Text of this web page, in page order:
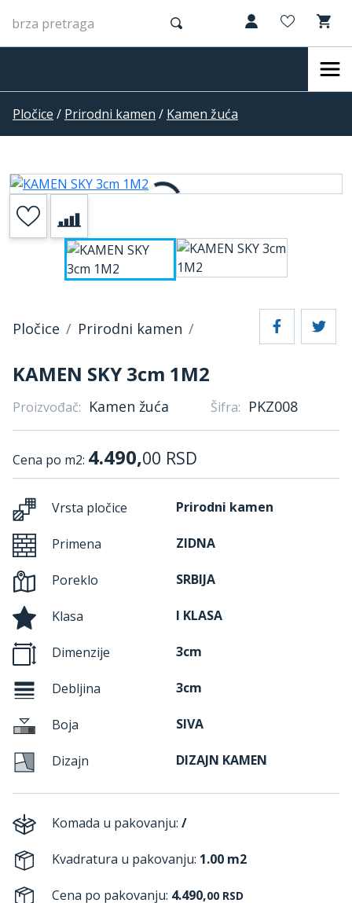
Pločice / Prirodni kamen / Kamen žuća
Pločice Prirodni kamen
KAMEN SKY 3cm 1M2
Proizvođač: Kamen žuća Šifra: PKZ008
Cena po m2: 4.490,00 RSD
Vrsta pločice Prirodni kamen
Primena ZIDNA
Poreklo SRBIJA
Klasa I KLASA
Dimenzije 3cm
Debljina 3cm
Boja SIVA
Dizajn DIZAJN KAMEN
Komada u pakovanju: /
Kvadratura u pakovanju: 1.00 m2
Cena po pakovanju: 4.490,00 RSD